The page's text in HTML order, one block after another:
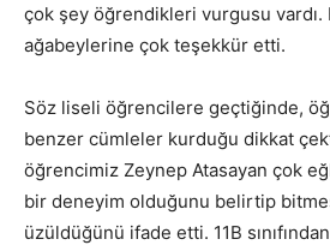
çok şey öğrendikleri vurgusu vardı.
ağabeylerine çok teşekkür etti.
Söz liseli öğrencilere geçtiğinde,
benzer cümleler kurduğu dikkat
öğrencimiz Zeynep Atasayan çok
bir deneyim olduğunu belirtip
üzüldüğünü ifade etti. 11B